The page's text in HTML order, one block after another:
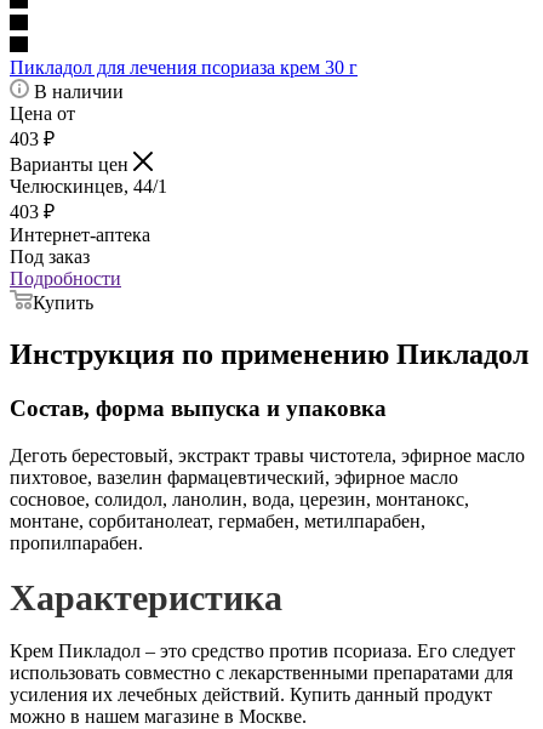
Пикладол для лечения псориаза крем 30 г
В наличии
Цена от
403 ₽
Варианты цен
Челюскинцев, 44/1
403 ₽
Интернет-аптека
Под заказ
Подробности
Купить
Инструкция по применению Пикладол
Состав, форма выпуска и упаковка
Деготь берестовый, экстракт травы чистотела, эфирное масло
пихтовое, вазелин фармацевтический, эфирное масло
сосновое, солидол, ланолин, вода, церезин, монтанокс,
монтане, сорбитанолеат, гермабен, метилпарабен,
пропилпарабен.
Характеристика
Крем Пикладол – это средство против псориаза. Его следует
использовать совместно с лекарственными препаратами для
усиления их лечебных действий. Купить данный продукт
можно в нашем магазине в Москве.